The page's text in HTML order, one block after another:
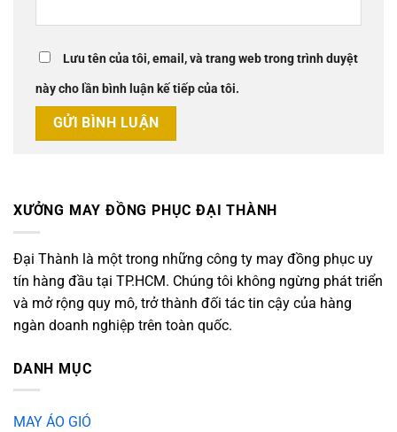
Lưu tên của tôi, email, và trang web trong trình duyệt
này cho lần bình luận kế tiếp của tôi.
XƯỞNG MAY ĐỒNG PHỤC ĐẠI THÀNH
Đại Thành là một trong những công ty may đồng phục uy
tín hàng đầu tại TP.HCM. Chúng tôi không ngừng phát triển
và mở rộng quy mô, trở thành đối tác tin cậy của hàng
ngàn doanh nghiệp trên toàn quốc.
DANH MỤC
MAY ÁO GIÓ